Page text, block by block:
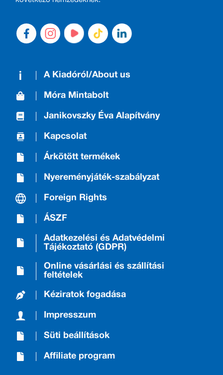
A Kiadóról/About us
Móra Mintabolt
Janikovszky Éva Alapítvány
Kapcsolat
Árkötött termékek
Nyereményjáték-szabályzat
Foreign Rights
ÁSZF
Adatkezelési és Adatvédelmi
Tájékoztató (GDPR)
Online vásárlási és szállítási
feltételek
Kéziratok fogadása
Impresszum
Süti beállítások
Affiliate program